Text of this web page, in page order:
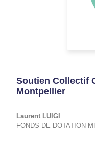
Soutien Collectif
Montpellier
Laurent LUIGI
FONDS DE DOTATION